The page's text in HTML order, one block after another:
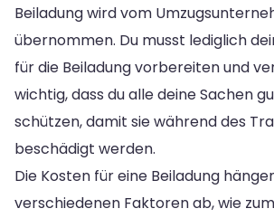
Beiladung wird vom
übernommen. Du musst lediglich
für die Beiladung vorbereiten und
wichtig, dass du alle deine Sachen
schützen, damit sie während des
beschädigt werden.
Die Kosten für eine Beiladung
verschiedenen Faktoren ab, wie